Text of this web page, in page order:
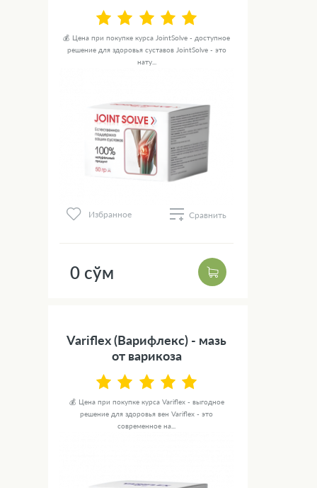
💰 Цена при покупке курса JointSolve - доступное
решение для здоровья суставов JointSolve - это
нату...
Избранное Сравнить
0 сўм
Variflex (Варифлекс) - мазь
от варикоза
💰 Цена при покупке курса Variflex - выгодное
решение для здоровья вен Variflex - это
современное на...